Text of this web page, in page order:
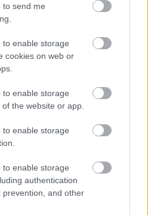
to send me
to enable storage
cookies on web or
to enable storage
the website or app.
to enable storage
to enable storage
authentication
and other
adományoddal